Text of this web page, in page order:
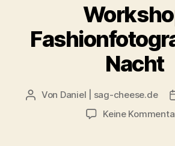
Nacht
Beitragsautor
Von Daniel | sag-cheese.de
Keine